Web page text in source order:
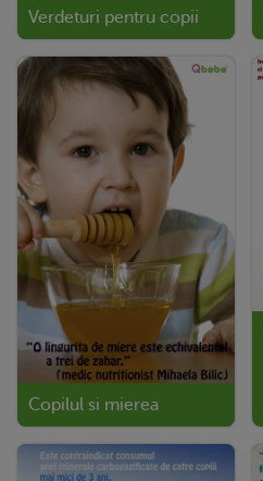
Verdeturi pentru copii
Copilul si mierea